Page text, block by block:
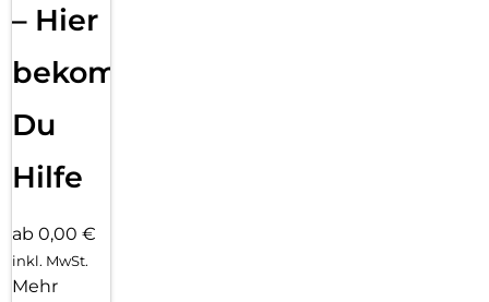
– Hier
bekommst
Du
Hilfe
ab 0,00 €
inkl. MwSt.
Mehr